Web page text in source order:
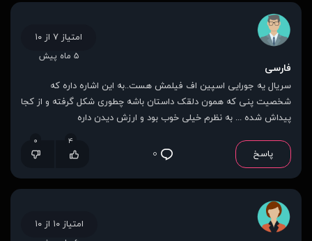
فارسی
سریال یه جورایی اسپین اف فیلمش هست..به این اشاره داره که
شخصیت پنی که همون دلقک داستان باشه چطوری شکل گرفته و از کجا
پیداش شده ... به نظرم خیلی خوب بود و ارزش دیدن داره
پاسخ ۰
۴ ۰
امتیاز ۷ از ۱۰
۵ ماه پیش
امتیاز ۱۰ از ۱۰